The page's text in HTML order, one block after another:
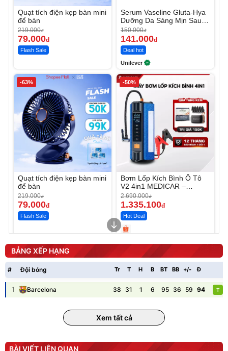
Quạt tích điện kẹp bàn mini
để bàn
219.000đ
79.000đ
Flash Sale
Serum Vaseline Gluta-Hya
Dưỡng Da Sáng Mịn Sau 7
Ngày
150.000đ
141.000đ
Deal hot
Unilever
-63%
Quạt tích điện kẹp bàn mini
để bàn
219.000đ
79.000đ
Flash Sale
-50%
Bơm Lốp Kích Bình Ô Tô
V2 4in1 MEDICAR –
12.000mAh
2.690.000đ
1.335.100đ
Hot Deal
Máy ép chậm trái cây
Elmich JEE 1855OL
3.000.000
2.143.650
Flash Sale
Máy rửa xe cầm tay xịt rửa
cao áp có tạo bọt tuyết
399.000
BẢNG XẾP HẠNG
# Đội bóng Tr T H B BT BB +/- Đ
1 Barcelona 38 31 1 6 95 36 59 94 T
Xem tất cả
BÀI VIẾT LIÊN QUAN